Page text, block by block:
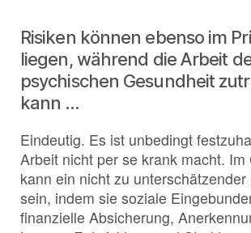
Risiken können ebenso im
liegen, während die Arbeit
psychischen Gesundheit
kann …
Eindeutig. Es ist unbedingt
Arbeit nicht per se krank macht. Im
kann ein nicht zu
sein, indem sie soziale
finanzielle Absicherung,